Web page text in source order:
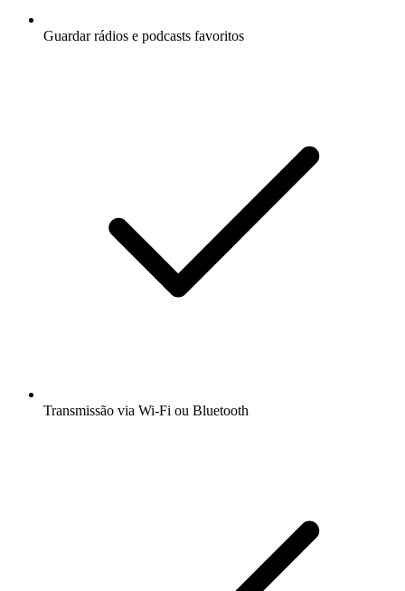
Guardar rádios e podcasts favoritos
Transmissão via Wi-Fi ou Bluetooth